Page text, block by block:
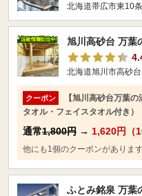
北海道帯広市東10
旭川高砂台 万葉
北海道旭川市高砂
クーポン
【旭川高砂台万葉
タオル・フェイスタオル付き）
通常1,800円 → 1,620円（
他にも1個のクーポンがあります
ふとみ銘泉 万葉